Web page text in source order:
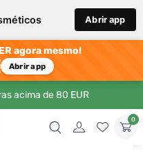
Abrir app
agora mesmo!
Abrir app
acima de 80 EUR
0